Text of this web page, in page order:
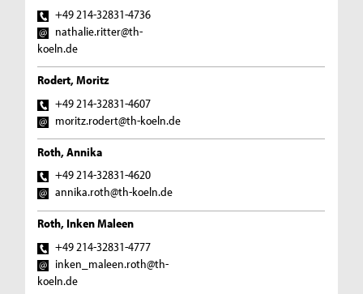
+49 214-32831-4736
nathalie.ritter@th-
koeln.de
Rodert, Moritz
+49 214-32831-4607
moritz.rodert@th-koeln.de
Roth, Annika
+49 214-32831-4620
annika.roth@th-koeln.de
Roth, Inken Maleen
+49 214-32831-4777
inken_maleen.roth@th-
koeln.de